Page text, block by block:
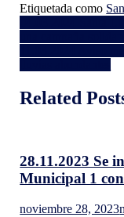
Etiquetada como
Navegación
de
entradas
Related
28.11.2023 Se
Municipal 1
noviembre 28, 2023